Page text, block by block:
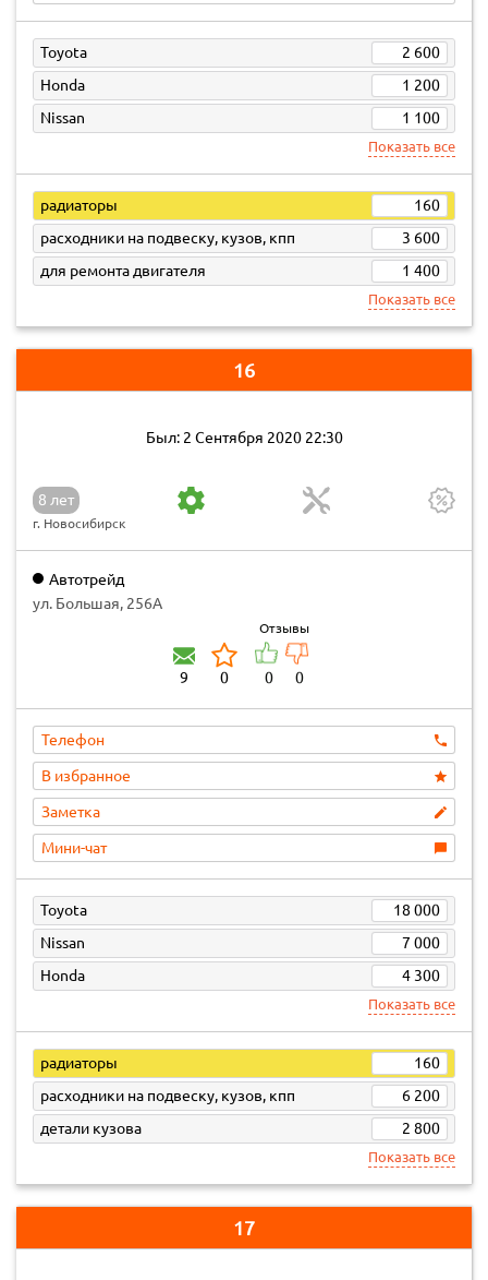
Toyota
2 600
Honda
1 200
Nissan
1 100
Показать все
радиаторы
160
расходники на подвеску, кузов, кпп
3 600
для ремонта двигателя
1 400
Показать все
16
Был: 2 Сентября 2020 22:30
8 лет
г. Новосибирск
Автотрейд
ул. Большая, 256А
9 0
Отзывы
0 0
Телефон
В избранное
Заметка
Мини-чат
Toyota
18 000
Nissan
7 000
Honda
4 300
Показать все
радиаторы
160
расходники на подвеску, кузов, кпп
6 200
детали кузова
2 800
Показать все
17